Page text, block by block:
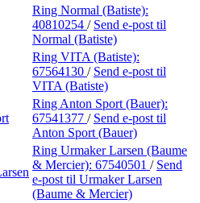
Ring Normal (Batiste):
40810254 / Send e-post til
Normal (Batiste)
Ring VITA (Batiste):
67564130 / Send e-post til
VITA (Batiste)
Ring Anton Sport (Bauer):
67541377 / Send e-post til
Anton Sport (Bauer)
Ring Urmaker Larsen (Baume
& Mercier): 67540501 / Send
e-post til Urmaker Larsen
(Baume & Mercier)